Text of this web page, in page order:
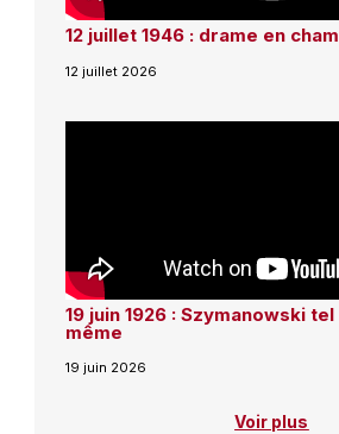
12 juillet 1946 : drame en
12 juillet 2026
19 juin 1926 : Szymanowski tel
même
19 juin 2026
Voir plus